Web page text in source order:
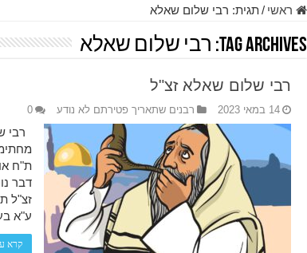
ראשי / תגית: רבי שלום שאלא
Tag Archives: רבי שלום שאלא
רבי שלום שאלא זצ"ל
14 במאי 2023 רבנים שתאריך פטירתם לא נודע 0
רבי
ת"ח
דבר
ע"א
קרא